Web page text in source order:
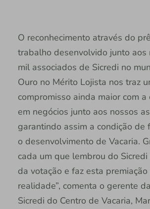
O reconhecimento através do
trabalho desenvolvido junto aos
mil associados de Sicredi no
Ouro no Mérito Lojista nos traz
compromisso ainda maior com a
em negócios junto aos nossos
garantindo assim a condição de
o desenvolvimento de Vacaria.
cada um que lembrou do
da votação e faz esta
realidade”, comenta o gerente
Sicredi do Centro de Vacaria,